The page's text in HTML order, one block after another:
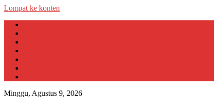
Lompat ke konten
Minggu, Agustus 9, 2026